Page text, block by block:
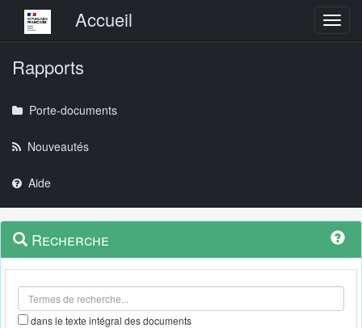
Menu principalAccueil
Rapports
Porte-documents
Nouveautés
Aide
Navigation
outils
Menu
contextuel
Recherche
dans le texte intégral des documents